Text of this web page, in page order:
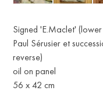
Signed 'E.Maclet'
Paul Sérusier et
reverse)
oil on panel
56 x 42 cm